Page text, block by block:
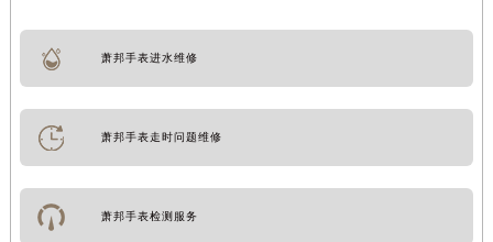
萧邦手表进水维修
萧邦手表走时问题维修
萧邦手表检测服务